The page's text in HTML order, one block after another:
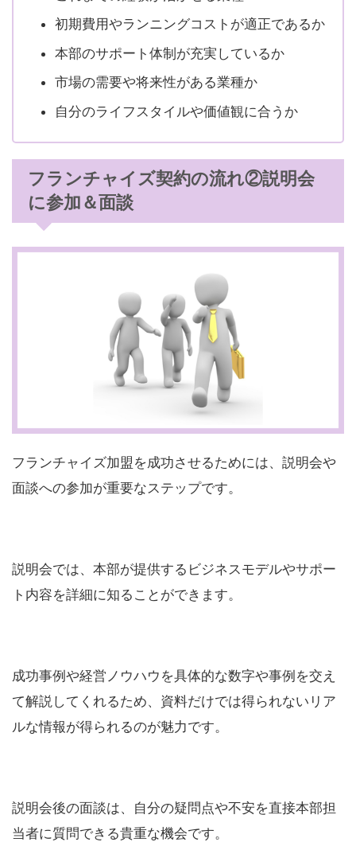
初期費用やランニングコストが適正であるか
本部のサポート体制が充実しているか
市場の需要や将来性がある業種か
自分のライフスタイルや価値観に合うか
フランチャイズ契約の流れ②説明会
に参加＆面談
フランチャイズ加盟を成功させるためには、説明会や
面談への参加が重要なステップです。
説明会では、本部が提供するビジネスモデルやサポー
ト内容を詳細に知ることができます。
成功事例や経営ノウハウを具体的な数字や事例を交え
て解説してくれるため、資料だけでは得られないリア
ルな情報が得られるのが魅力です。
説明会後の面談は、自分の疑問点や不安を直接本部担
当者に質問できる貴重な機会です。